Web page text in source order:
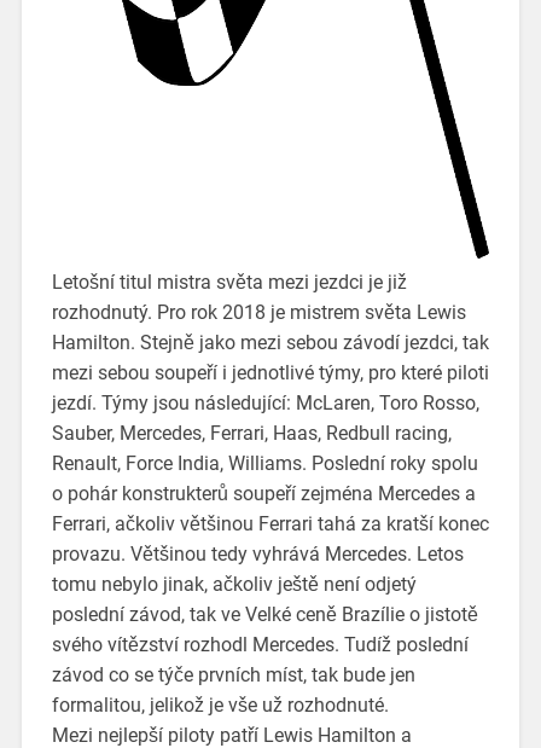
Letošní titul mistra světa mezi jezdci je již
rozhodnutý. Pro rok 2018 je mistrem světa Lewis
Hamilton. Stejně jako mezi sebou závodí jezdci, tak
mezi sebou soupeří i jednotlivé týmy, pro které piloti
jezdí. Týmy jsou následující: McLaren, Toro Rosso,
Sauber, Mercedes, Ferrari, Haas, Redbull racing,
Renault, Force India, Williams. Poslední roky spolu
o pohár konstrukterů soupeří zejména Mercedes a
Ferrari, ačkoliv většinou Ferrari tahá za kratší konec
provazu. Většinou tedy vyhrává Mercedes. Letos
tomu nebylo jinak, ačkoliv ještě není odjetý
poslední závod, tak ve Velké ceně Brazílie o jistotě
svého vítězství rozhodl Mercedes. Tudíž poslední
závod co se týče prvních míst, tak bude jen
formalitou, jelikož je vše už rozhodnuté.
Mezi nejlepší piloty patří Lewis Hamilton a